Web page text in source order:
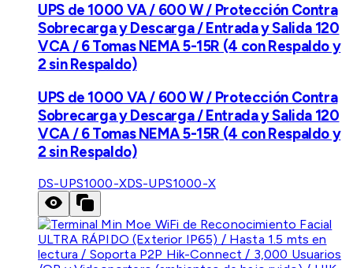
UPS de 1000 VA / 600 W / Protección Contra
Sobrecarga y Descarga / Entrada y Salida 120
VCA / 6 Tomas NEMA 5-15R (4 con Respaldo y
2 sin Respaldo)
UPS de 1000 VA / 600 W / Protección Contra
Sobrecarga y Descarga / Entrada y Salida 120
VCA / 6 Tomas NEMA 5-15R (4 con Respaldo y
2 sin Respaldo)
DS-UPS1000-XDS-UPS1000-X